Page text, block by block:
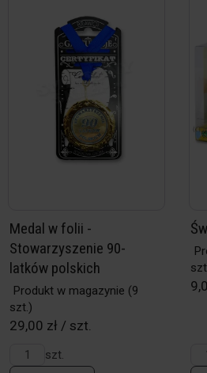
Medal w folii -
Stowarzyszenie 90-
latków polskich
Produkt w magazynie (9
szt.)
29,00 zł / szt.
szt.